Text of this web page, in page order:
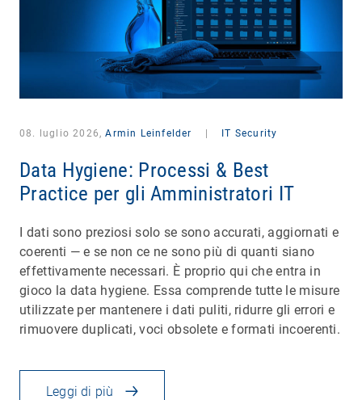
08. luglio 2026,Armin Leinfelder IT Security
Data Hygiene: Processi & Best
Practice per gli Amministratori IT
I dati sono preziosi solo se sono accurati, aggiornati e
coerenti — e se non ce ne sono più di quanti siano
effettivamente necessari. È proprio qui che entra in
gioco la data hygiene. Essa comprende tutte le misure
utilizzate per mantenere i dati puliti, ridurre gli errori e
rimuovere duplicati, voci obsolete e formati incoerenti.
Leggi di più